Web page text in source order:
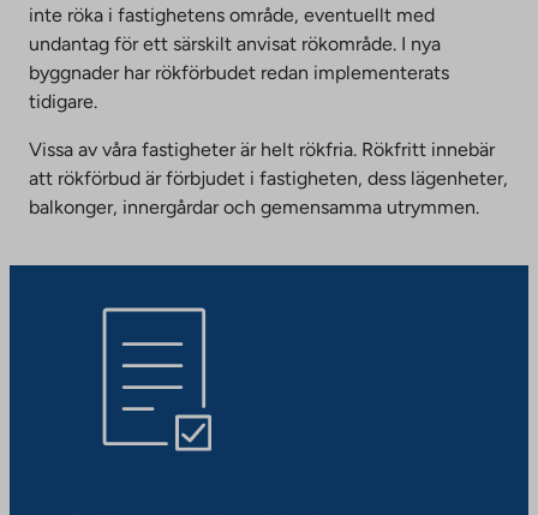
inte röka i fastighetens område, eventuellt med
undantag för ett särskilt anvisat rökområde. I nya
byggnader har rökförbudet redan implementerats
tidigare.
Vissa av våra fastigheter är helt rökfria. Rökfritt innebär
att rökförbud är förbjudet i fastigheten, dess lägenheter,
balkonger, innergårdar och gemensamma utrymmen.